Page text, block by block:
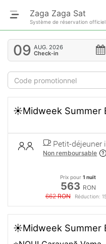
Zaga Zaga Sat
Système de réservation officiel
09 AUG. 2026
Check-in
☀️Midweek Summer
Petit-déjeuner
Non remboursable
Prix pour1 nuit
563 RON
662RON Réduction:
☀️Midweek Summer